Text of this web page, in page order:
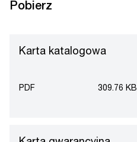
Pobierz
Karta katalogowa
PDF 309.76 KB